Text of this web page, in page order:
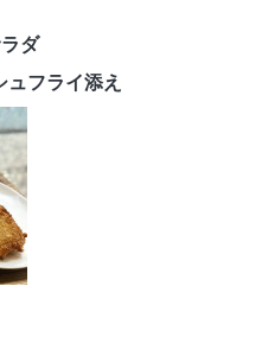
ダ
ライ添え